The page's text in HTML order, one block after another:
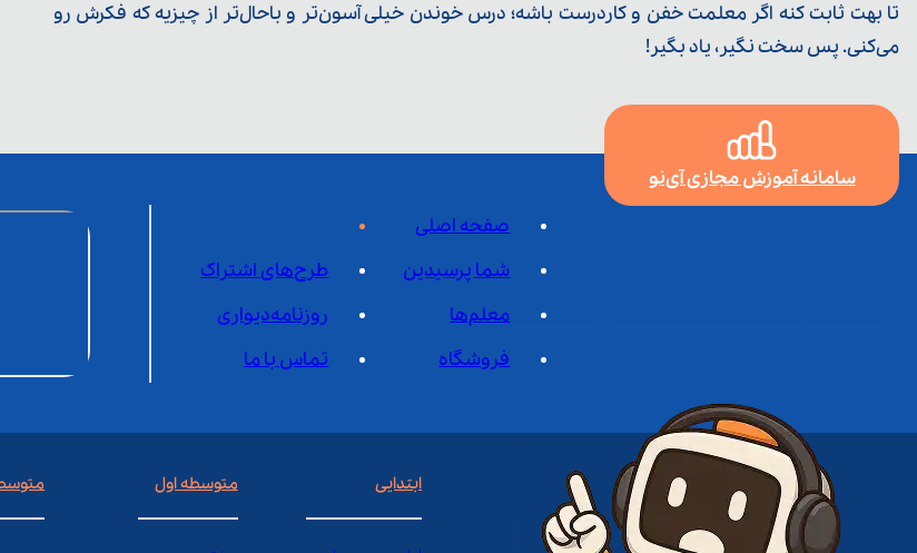
تا بهت ثابت کنه اگر معلمت خفن و کاردرست باشه؛ درس خوندن خیلی آسون‌تر و باحال‌تر از چیزیه که فکرش رو
می‌کنی. پس سخت نگیر، یاد بگیر!
سامانه آموزش مجازی آی‌نو
صفحه اصلی
شما پرسیدین
طرح‌های اشتراک
معلم‌ها
روزنامه‌دیواری
فروشگاه
تماس با ما
ابتدایی متوسطه اول